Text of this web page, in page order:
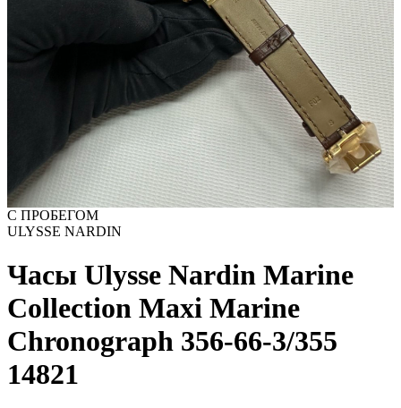
С ПРОБЕГОМ
ULYSSE NARDIN
Часы Ulysse Nardin Marine
Collection Maxi Marine
Chronograph 356-66-3/355
14821